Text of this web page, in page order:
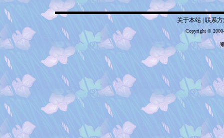
关于本站 联系
Copyright ©